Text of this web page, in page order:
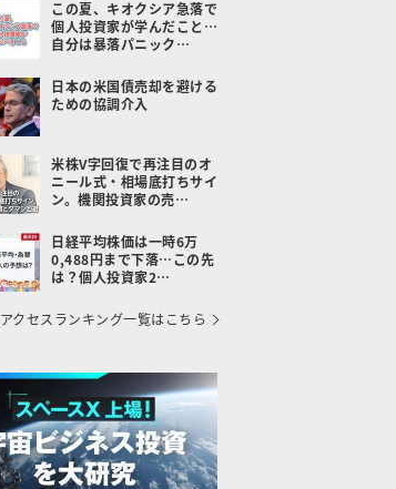
この夏、キオクシア急落で
個人投資家が学んだこと…
自分は暴落パニック…
日本の米国債売却を避ける
ための協調介入
米株V字回復で再注目のオ
ニール式・相場底打ちサイ
ン。機関投資家の売…
日経平均株価は一時6万
0,488円まで下落…この先
は？個人投資家2…
アクセスランキング一覧はこちら